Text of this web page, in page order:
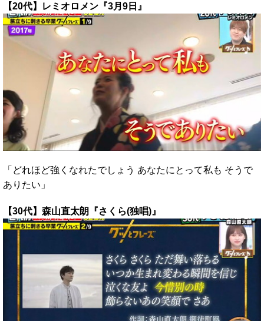
【20代】レミオロメン『3月9日』
「どれほど強くなれたでしょう あなたにとって私も そうで
ありたい」
【30代】森山直太朗『さくら(独唱)』